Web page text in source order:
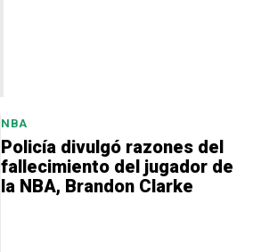
NBA
Policía divulgó razones del
fallecimiento del jugador de
la NBA, Brandon Clarke